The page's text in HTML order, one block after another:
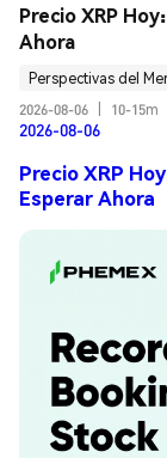
Precio XRP
Ahora
Perspectivas del
2026-08-06
10-15m
2026-08-06
Precio XRP
Esperar Ahora